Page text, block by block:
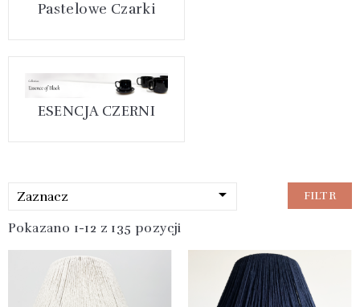
Pastelowe Czarki
ESENCJA CZERNI
Zaznacz  FILTR
Pokazano 1-12 z 135 pozycji